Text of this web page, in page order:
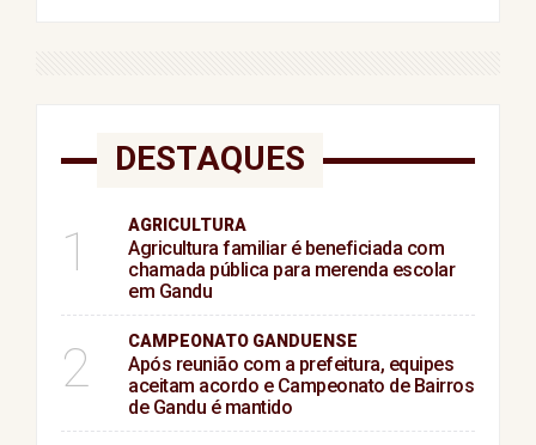
DESTAQUES
1 AGRICULTURA
Agricultura familiar é beneficiada com
chamada pública para merenda escolar
em Gandu
2 CAMPEONATO GANDUENSE
Após reunião com a prefeitura, equipes
aceitam acordo e Campeonato de Bairros
de Gandu é mantido